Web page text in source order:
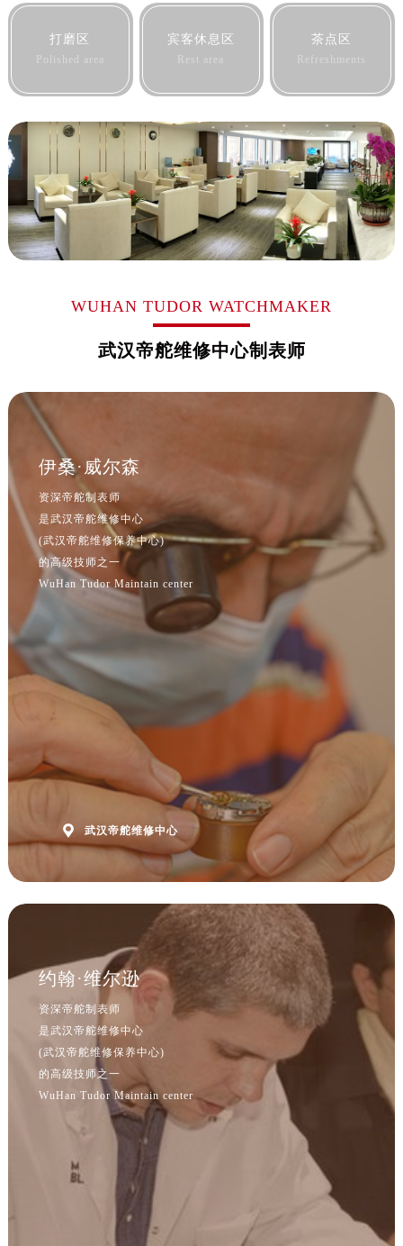
打磨区
Polished area
宾客休息区
Rest area
茶点区
Refreshments
WUHAN TUDOR WATCHMAKER
武汉帝舵维修中心制表师
伊桑·威尔森
资深帝舵制表师
是武汉帝舵维修中心
(武汉帝舵维修保养中心)
的高级技师之一
WuHan Tudor Maintain center
 武汉帝舵维修中心
约翰·维尔逊
资深帝舵制表师
是武汉帝舵维修中心
(武汉帝舵维修保养中心)
的高级技师之一
WuHan Tudor Maintain center